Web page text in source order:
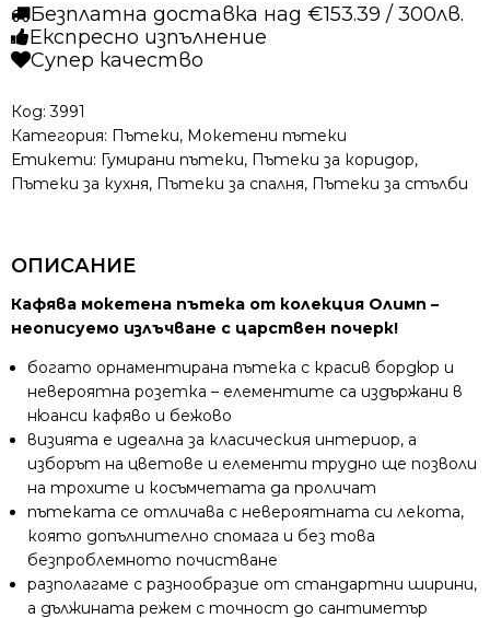
Олимп
2401
Кафяв
Безплатна доставка над €153.39 / 300лв.
Експресно изпълнение
Супер качество
Код:3991
Категория: Пътеки, Мокетени пътеки
Етикети: Гумирани пътеки, Пътеки за коридор,
Пътеки за кухня, Пътеки за спалня, Пътеки за стълби
ОПИСАНИЕ
Кафява мокетена пътека от колекция Олимп –
неописуемо излъчване с царствен почерк!
богато орнаментирана пътека с красив бордюр и
невероятна розетка – елементите са издържани в
нюанси кафяво и бежово
визията е идеална за класическия интериор, а
изборът на цветове и елементи трудно ще позволи
на трохите и косъмчетата да проличат
пътеката се отличава с невероятната си лекота,
която допълнително спомага и без това
безпроблемното почистване
разполагаме с разнообразие от стандартни ширини,
а дължината режем с точност до сантиметър